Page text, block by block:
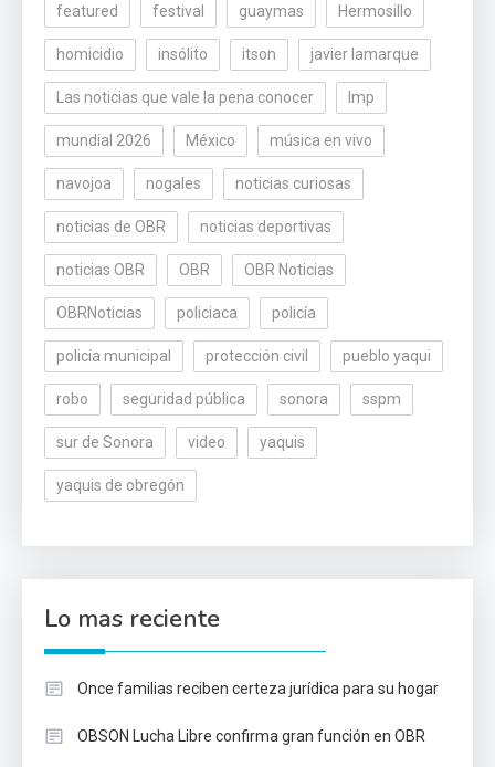
featured festival guaymas Hermosillo
homicidio insólito itson javier lamarque
Las noticias que vale la pena conocer lmp
mundial 2026 México música en vivo
navojoa nogales noticias curiosas
noticias de OBR noticias deportivas
noticias OBR OBR OBR Noticias
OBRNoticias policiaca policía
policía municipal protección civil pueblo yaqui
robo seguridad pública sonora sspm
sur de Sonora video yaquis
yaquis de obregón
Lo mas reciente
Once familias reciben certeza jurídica para su hogar
OBSON Lucha Libre confirma gran función en OBR